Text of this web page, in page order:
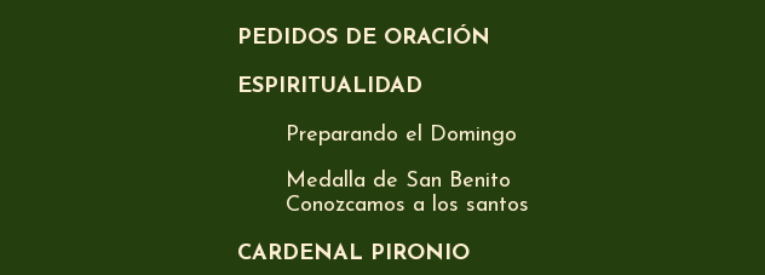
PEDIDOS DE ORACIÓN
ESPIRITUALIDAD
Preparando el Domingo
Medalla de San Benito
Conozcamos a los santos
CARDENAL PIRONIO